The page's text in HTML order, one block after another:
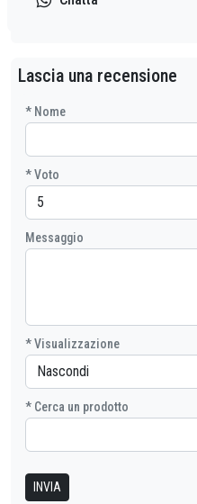
Lascia una recensione
* Nome
* Voto
Messaggio
* Visualizzazione
* Cerca un prodotto
* FKid -
prodotto
Registrazione
INVIA